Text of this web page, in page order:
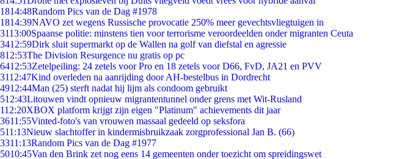
1814:48Random Pics van de Dag #1978
1814:39NAVO zet wegens Russische provocatie 250% meer gevechtsvliegtuigen in
3113:00Spaanse politie: minstens tien voor terrorisme veroordeelden onder migranten Ceuta
3412:59Dirk sluit supermarkt op de Wallen na golf van diefstal en agressie
812:53The Division Resurgence nu gratis op pc
6412:53Zetelpeiling: 24 zetels voor Pro en 18 zetels voor D66, FvD, JA21 en PVV
3112:47Kind overleden na aanrijding door AH-bestelbus in Dordrecht
4912:44Man (25) sterft nadat hij lijm als condoom gebruikt
512:43Litouwen vindt opnieuw migrantentunnel onder grens met Wit-Rusland
112:20XBOX platform krijgt zijn eigen "Platinum" achievements dit jaar
3611:55Vinted-foto's van vrouwen massaal gedeeld op seksfora
511:13Nieuw slachtoffer in kindermisbruikzaak zorgprofessional Jan B. (66)
3311:13Random Pics van de Dag #1977
5010:45Van den Brink zet nog eens 14 gemeenten onder toezicht om spreidingswet